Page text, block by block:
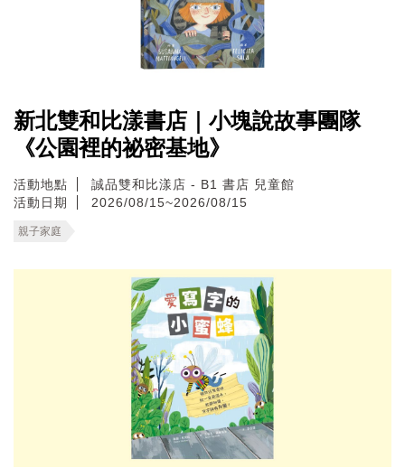
新北雙和比漾書店｜小塊說故事團隊
《公園裡的祕密基地》
活動地點
誠品雙和比漾店 - B1 書店 兒童館
活動日期
2026/08/15~2026/08/15
親子家庭